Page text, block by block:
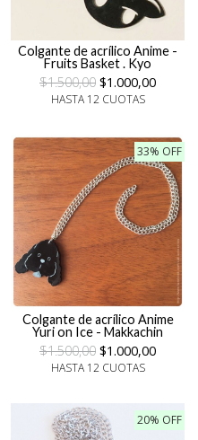
Colgante de acrílico Anime -
Fruits Basket . Kyo
$1.500,00 $1.000,00
HASTA 12 CUOTAS
33% OFF
Colgante de acrílico Anime
Yuri on Ice - Makkachin
$1.500,00 $1.000,00
HASTA 12 CUOTAS
20% OFF